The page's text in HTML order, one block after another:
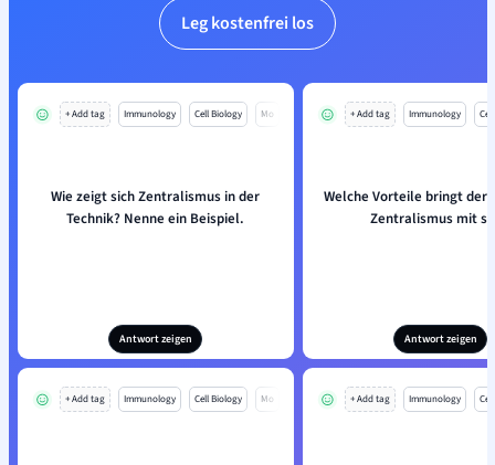
Leg kostenfrei los
+ Add tag Immunology Cell Biology Mo
Wie zeigt sich Zentralismus in der
Technik? Nenne ein Beispiel.
Antwort zeigen
+ Add tag Immunology
Welche Vorteile bringt der
Zentralismus mit
Antwort zeigen
+ Add tag Immunology Cell Biology Mo + Add tag Immunology